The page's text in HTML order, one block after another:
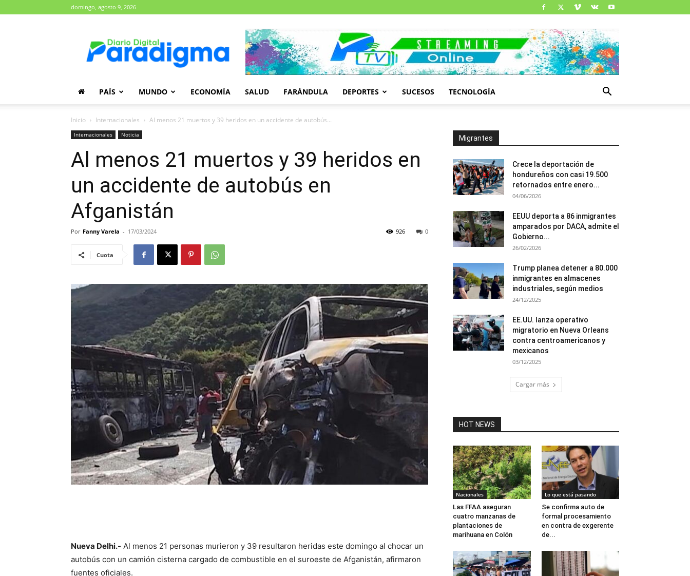
domingo, agosto 9, 2026
Paradigma
PAÍS MUNDO ECONOMÍA SALUD FARÁNDULA DEPORTES SUCESOS TECNOLOGÍA
Inicio Internacionales Al menos 21 muertos y 39 heridos en un accidente de autobús...
Internacionales Noticia
Al menos 21 muertos y 39 heridos en
un accidente de autobús en
Afganistán
Por Fanny Varela - 17/03/2024 0
926
Cuota
Nueva Delhi.- Al menos 21 personas murieron y 39 resultaron heridas este domingo al chocar un
autobús con un camión cisterna cargado de combustible en el suroeste de Afganistán, afirmaron
fuentes oficiales.
Migrantes
Crece la deportación de
hondureños con casi 19.500
retornados entre enero...
04/06/2026
EEUU deporta a 86 inmigrantes
amparados por DACA, admite el
Gobierno...
26/02/2026
Trump planea detener a 80.000
inmigrantes en almacenes
industriales, según medios
24/12/2025
EE.UU. lanza operativo
migratorio en Nueva Orleans
contra centroamericanos y
mexicanos
03/12/2025
Cargar más
HOT NEWS
Nacionales
Las FFAA aseguran
cuatro manzanas de
plantaciones de
marihuana en Colón
Lo que está pasando
Se confirma auto de
formal procesamiento
en contra de exgerente
de...